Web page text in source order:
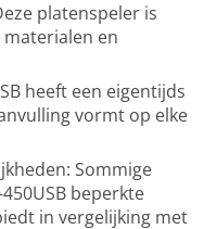
platenspeler is
en
heeft een eigentijds
vormt op elke
Sommige
beperkte
in vergelijking met